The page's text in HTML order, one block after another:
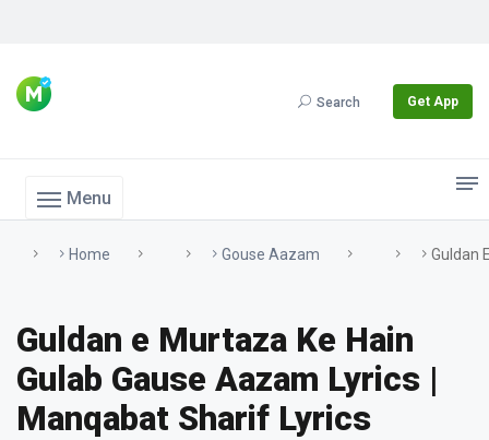
Search Get App
Menu
Home Gouse Aazam Guldan
Guldan e Murtaza Ke Hain
Gulab Gause Aazam Lyrics |
Manqabat Sharif Lyrics